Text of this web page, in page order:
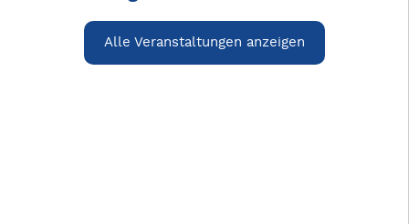
Alle Veranstaltungen anzeigen